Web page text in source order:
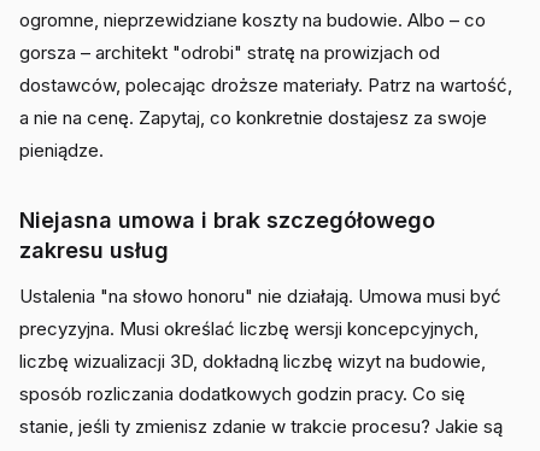
ogromne, nieprzewidziane koszty na budowie. Albo – co
gorsza – architekt "odrobi" stratę na prowizjach od
dostawców, polecając droższe materiały. Patrz na wartość,
a nie na cenę. Zapytaj, co konkretnie dostajesz za swoje
pieniądze.
Niejasna umowa i brak szczegółowego
zakresu usług
Ustalenia "na słowo honoru" nie działają. Umowa musi być
precyzyjna. Musi określać liczbę wersji koncepcyjnych,
liczbę wizualizacji 3D, dokładną liczbę wizyt na budowie,
sposób rozliczania dodatkowych godzin pracy. Co się
stanie, jeśli ty zmienisz zdanie w trakcie procesu? Jakie są